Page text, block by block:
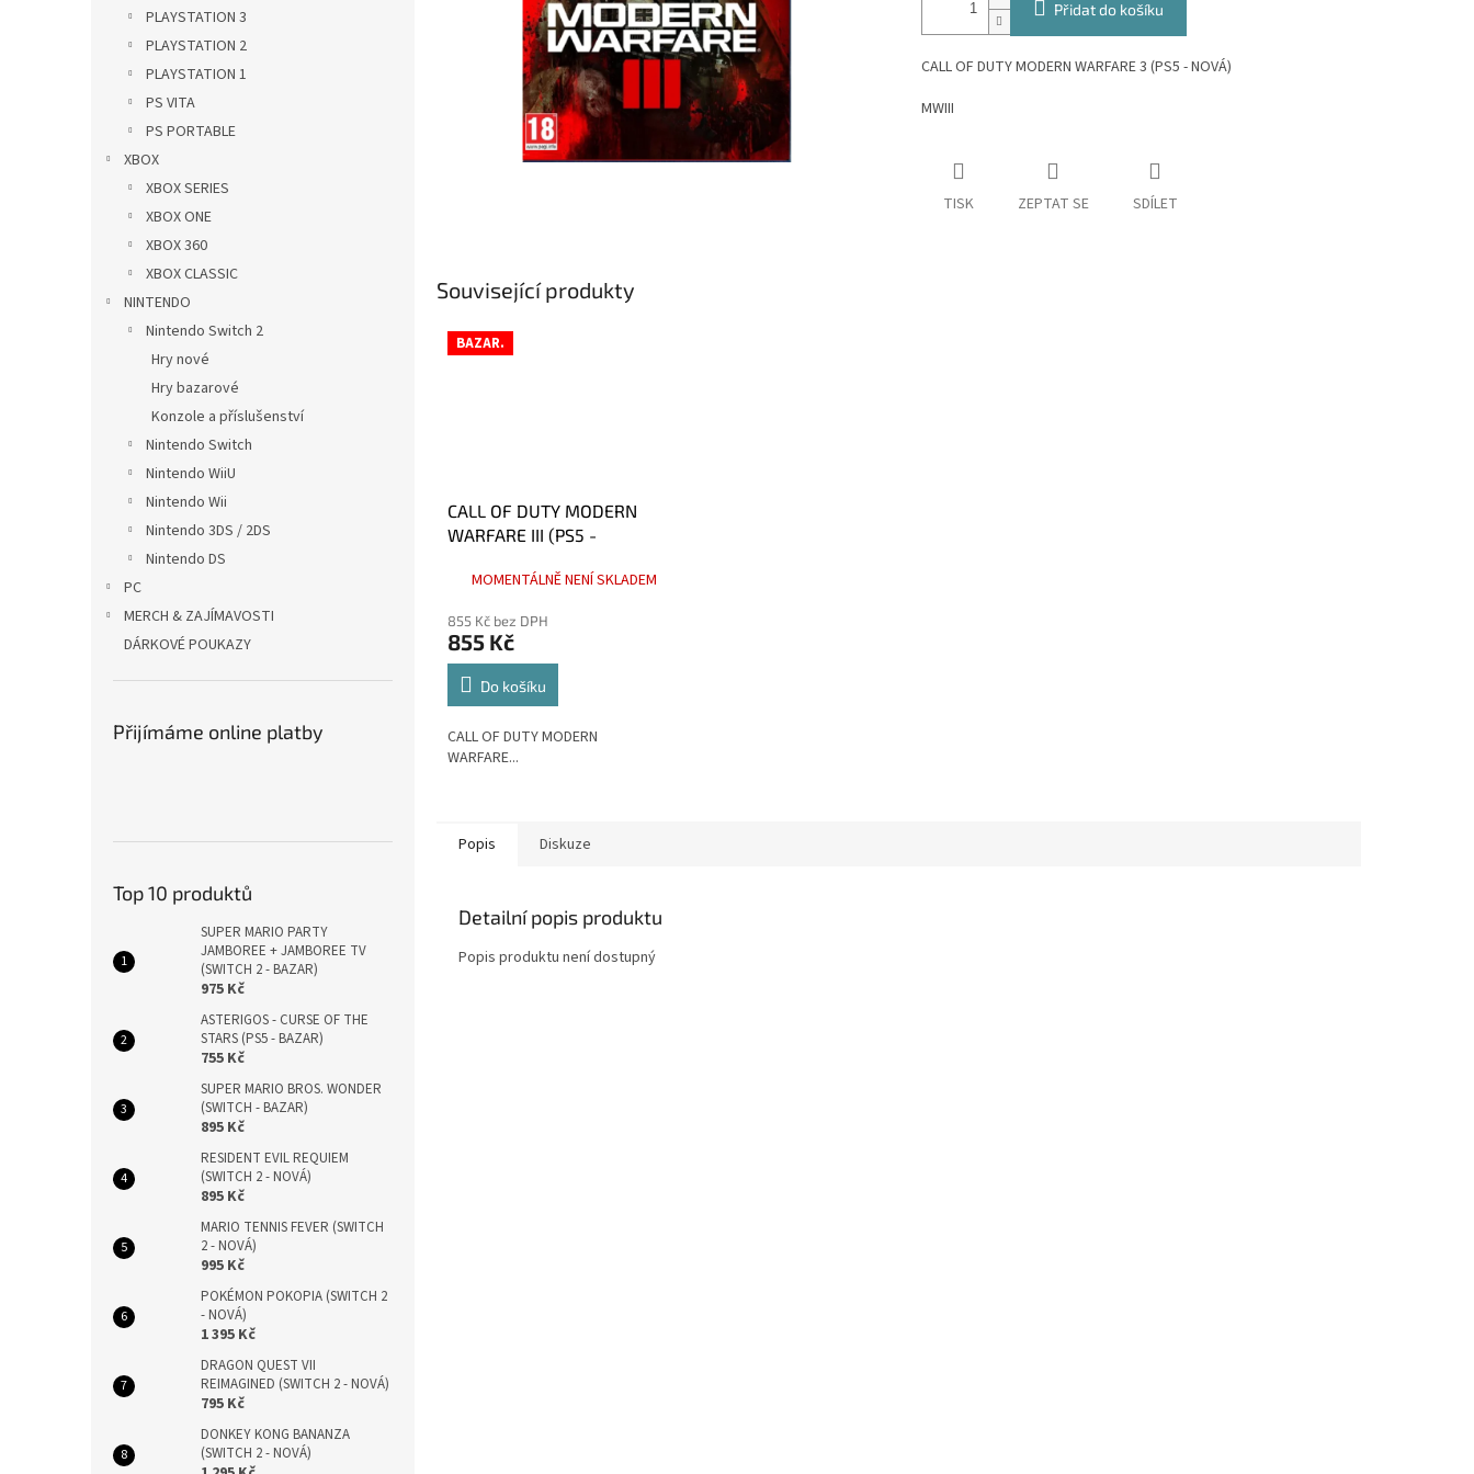
PLAYSTATION 3
PLAYSTATION 2
PLAYSTATION 1
PS VITA
PS PORTABLE
XBOX
XBOX SERIES
XBOX ONE
XBOX 360
XBOX CLASSIC
NINTENDO
Nintendo Switch 2
Hry nové
Hry bazarové
Konzole a příslušenství
Nintendo Switch
Nintendo WiiU
Nintendo Wii
Nintendo 3DS / 2DS
Nintendo DS
PC
MERCH & ZAJÍMAVOSTI
DÁRKOVÉ POUKAZY
Přijímáme online platby
Top 10 produktů
SUPER MARIO PARTY
JAMBOREE + JAMBOREE TV
(SWITCH 2 - BAZAR)
975 Kč
ASTERIGOS - CURSE OF THE
STARS (PS5 - BAZAR)
755 Kč
SUPER MARIO BROS. WONDER
(SWITCH - BAZAR)
895 Kč
RESIDENT EVIL REQUIEM
(SWITCH 2 - NOVÁ)
895 Kč
MARIO TENNIS FEVER (SWITCH
2 - NOVÁ)
995 Kč
POKÉMON POKOPIA (SWITCH 2
- NOVÁ)
1 395 Kč
DRAGON QUEST VII
REIMAGINED (SWITCH 2 - NOVÁ)
795 Kč
DONKEY KONG BANANZA
(SWITCH 2 - NOVÁ)
Přidat do košíku
CALL OF DUTY MODERN WARFARE 3 (PS5 - NOVÁ)
MWIII
TISK ZEPTAT SE SDÍLET
Související produkty
BAZAR.
CALL OF DUTY MODERN
WARFARE III (PS5 -
MOMENTÁLNĚ NENÍ SKLADEM
855 Kč bez DPH
855 Kč
Do košíku
CALL OF DUTY MODERN
WARFARE...
Popis Diskuze
Detailní popis produktu
Popis produktu není dostupný